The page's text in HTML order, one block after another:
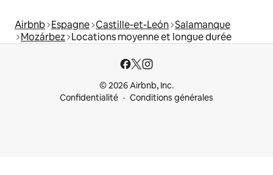
Airbnb Espagne Castille-et-León Salamanque
Mozárbez Locations moyenne et longue durée
© 2026 Airbnb, Inc.
Confidentialité
Conditions générales